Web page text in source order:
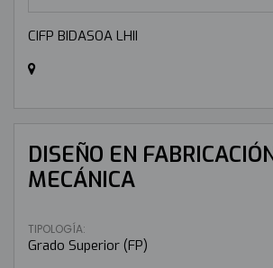
CIFP BIDASOA LHII
DISEÑO EN
MECÁNICA
TIPOLOGÍA:
Grado Superior (FP)